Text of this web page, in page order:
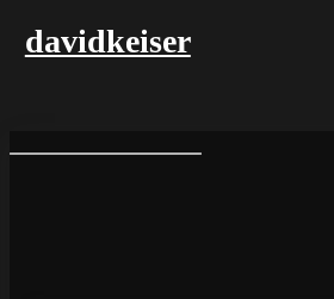
davidkeiser